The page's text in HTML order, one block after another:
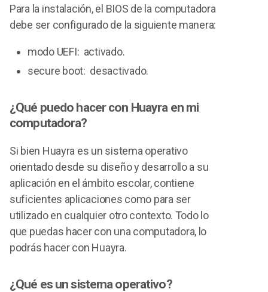
Para la instalación, el BIOS de la computadora
debe ser configurado de la siguiente manera:
modo UEFI: activado.
secure boot: desactivado.
¿Qué puedo hacer con Huayra en mi
computadora?
Si bien Huayra es un sistema operativo
orientado desde su diseño y desarrollo a su
aplicación en el ámbito escolar, contiene
suficientes aplicaciones como para ser
utilizado en cualquier otro contexto. Todo lo
que puedas hacer con una computadora, lo
podrás hacer con Huayra.
¿Qué es un sistema operativo?